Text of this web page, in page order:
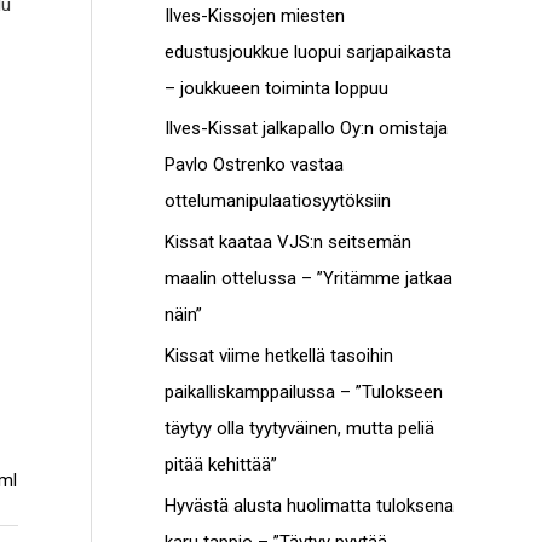
c
h
f
o
r
Ilves-Kissojen miesten
edustusjoukkue luopui sarjapaikasta
– joukkueen toiminta loppuu
Ilves-Kissat jalkapallo Oy:n omistaja
Pavlo Ostrenko vastaa
ottelumanipulaatiosyytöksiin
Kissat kaataa VJS:n seitsemän
maalin ottelussa – ”Yritämme jatkaa
näin”
Kissat viime hetkellä tasoihin
paikalliskamppailussa – ”Tulokseen
täytyy olla tyytyväinen, mutta peliä
pitää kehittää”
Hyvästä alusta huolimatta tuloksena
t
o